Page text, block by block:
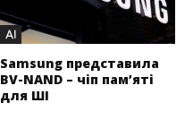
AI
Samsung представила
BV-NAND – чіп пам’яті
для ШІ